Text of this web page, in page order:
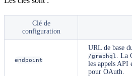
Clé de
configuration
endpoint
URL de base
/graphql . La
les appels API
pour OAuth.